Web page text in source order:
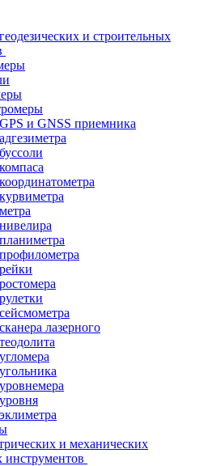
и строительных
и GNSS приемника
лазерного
и механических
инструментов